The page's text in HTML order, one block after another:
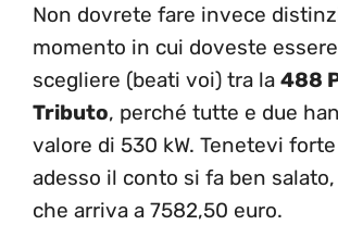
Non dovrete fare invece
momento in cui doveste
scegliere (beati voi) tra la 488
Tributo, perché tutte e due
valore di 530 kW. Tenetevi
adesso il conto si fa ben
che arriva a 7582,50 euro.